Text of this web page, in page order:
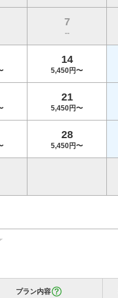
7
--
14
5,450円〜
21
5,450円〜
28
5,450円〜
プラン内容